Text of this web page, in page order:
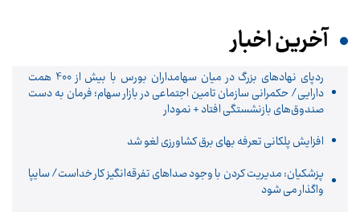
آخرین اخبار
ردپای نهادهای بزرگ در میان سهامداران بورس با بیش از 400 همت
دارایی/ حکمرانی سازمان تامین اجتماعی در بازار سهام؛ فرمان به دست
صندوق‌های بازنشستگی افتاد + نمودار
افزایش پلکانی تعرفه بهای برق کشاورزی لغو شد
پزشکیان: مدیریت کردن با وجود صداهای تفرقه‌انگیز کار خداست/ سایپا
واگذار می شود